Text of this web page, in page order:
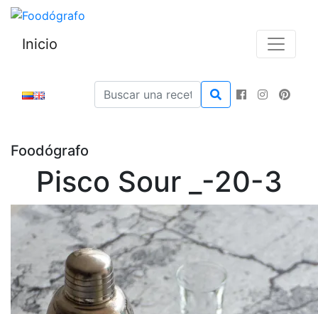
Inicio
Foodógrafo
Pisco Sour _-20-3